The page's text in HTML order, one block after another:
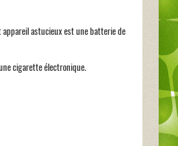
astucieux est une batterie de
cigarette électronique.